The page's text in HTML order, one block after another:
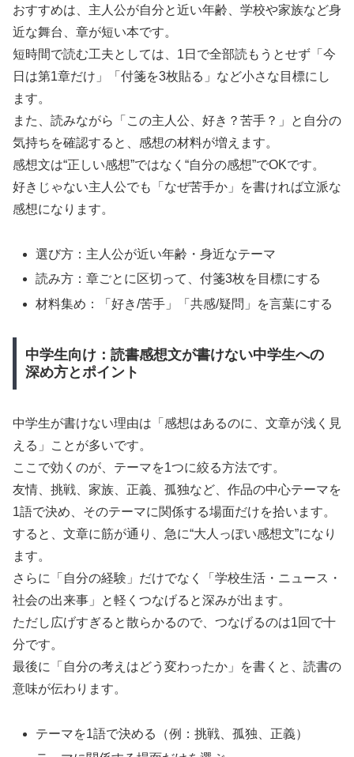
おすすめは、主人公が自分と近い年齢、学校や家族など身
近な舞台、章が短い本です。
短時間で読む工夫としては、1日で全部読もうとせず「今
日は第1章だけ」「付箋を3枚貼る」など小さな目標にし
ます。
また、読みながら「この主人公、好き？苦手？」と自分の
気持ちを確認すると、感想の材料が増えます。
感想文は“正しい感想”ではなく“自分の感想”でOKです。
好きじゃない主人公でも「なぜ苦手か」を書ければ立派な
感想になります。
選び方：主人公が近い年齢・身近なテーマ
読み方：章ごとに区切って、付箋3枚を目標にする
材料集め：「好き/苦手」「共感/疑問」を言葉にする
中学生向け：読書感想文が書けない中学生への
深め方とポイント
中学生が書けない理由は「感想はあるのに、文章が浅く見
える」ことが多いです。
ここで効くのが、テーマを1つに絞る方法です。
友情、挑戦、家族、正義、孤独など、作品の中心テーマを
1語で決め、そのテーマに関係する場面だけを拾います。
すると、文章に筋が通り、急に“大人っぽい感想文”になり
ます。
さらに「自分の経験」だけでなく「学校生活・ニュース・
社会の出来事」と軽くつなげると深みが出ます。
ただし広げすぎると散らかるので、つなげるのは1回で十
分です。
最後に「自分の考えはどう変わったか」を書くと、読書の
意味が伝わります。
テーマを1語で決める（例：挑戦、孤独、正義）